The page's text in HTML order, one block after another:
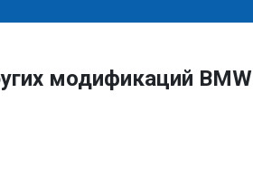
модификаций BMW